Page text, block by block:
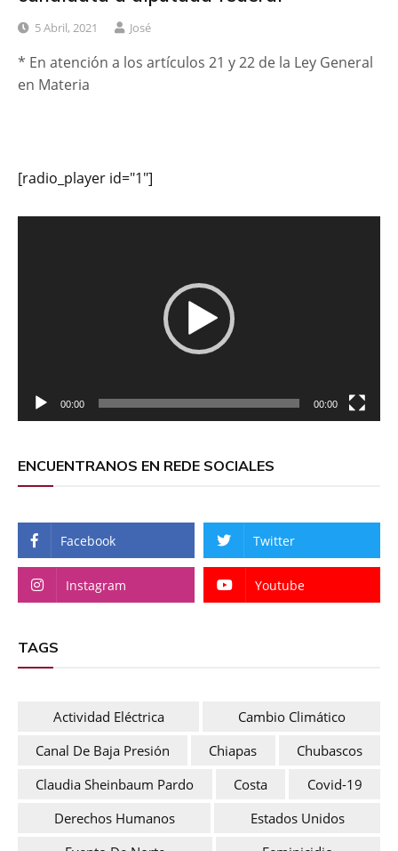
5 Abril, 2021 José
* En atención a los artículos 21 y 22 de la Ley General
en Materia
[radio_player id="1"]
00:00 00:00
ENCUENTRANOS EN REDE SOCIALES
Facebook Twitter
Instagram Youtube
TAGS
Actividad Eléctrica
Cambio Climático
Canal De Baja Presión
Chiapas
Chubascos
Claudia Sheinbaum Pardo
Costa
Covid-19
Derechos Humanos
Estados Unidos